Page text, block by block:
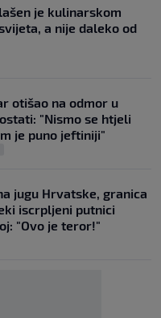
je kulinarskom
a nije daleko od
otišao na odmor u
"Nismo se htjeli
je puno jeftiniji"
jugu Hrvatske, granica
iscrpljeni putnici
"Ovo je teror!"